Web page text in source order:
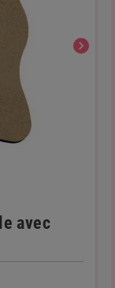
chevron_right
avec